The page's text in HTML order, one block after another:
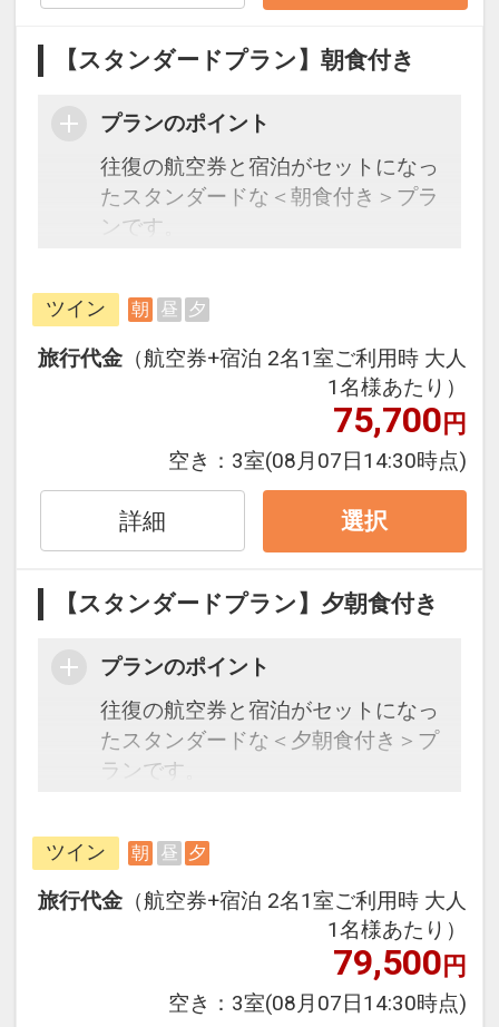
通・体験プランなどの追加（同時予
約）が可能なプランもございます。
※施設により添い寝のお子様も現地
にて別途施設使用料や食事代金など
発生する場合がございます。
【スタンダードプラン】朝食付き
プランのポイント
往復の航空券と宿泊がセットになっ
たスタンダードな＜朝食付き＞プラ
ンです。
できるダイナミックパッケージだか
ら、一都市滞在はもちろん周遊旅行
にも最適！
旅行期間中の1泊だけの宿泊や延
泊・飛び泊なども自由自在です。
フライトは、安心のJAL（または
JALグループ）確約！フライトマイ
ル50%貯まります。
オプションでレンタカーや現地交
通・体験プランなどの追加（同時予
約）が可能なプランもございます。
10:00
※施設により添い寝のお子様も現地
にて別途施設使用料や食事代金など
ツイン 朝 昼 夕
旅行代金 （航空券+宿泊 2名1室ご利用時 大人
1名様あたり）
75,700円
空き： 3室(08月07日14:30時点)
詳細 選択
【スタンダードプラン】夕朝食付き
プランのポイント
往復の航空券と宿泊がセットになっ
たスタンダードな＜夕朝食付き＞プ
ランです。
できるダイナミックパッケージだか
ら、一都市滞在はもちろん周遊旅行
にも最適！
旅行期間中の1泊だけの宿泊や延
泊・飛び泊なども自由自在です。
フライトは、安心のJAL（または
JALグループ）確約！フライトマイ
ツイン 朝 昼 夕
旅行代金 （航空券+宿泊 2名1室ご利用時 大人
1名様あたり）
79,500円
空き： 3室(08月07日14:30時点)